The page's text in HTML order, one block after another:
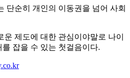
단순히 개인의 이동권을 넘어 사회
제도에 대한 관심이야말로 나이
잡을 수 있는 첫걸음이다.